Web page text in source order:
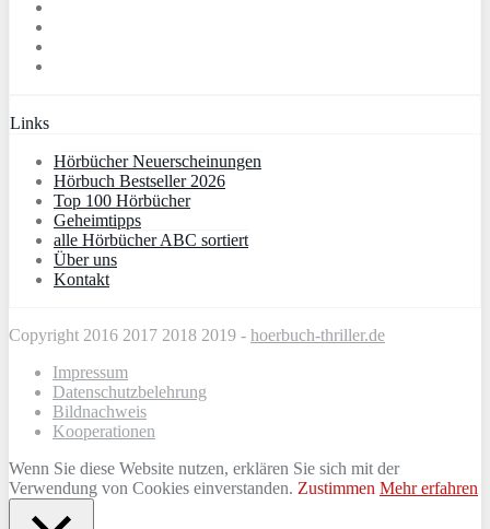
Links
Hörbücher Neuerscheinungen
Hörbuch Bestseller 2026
Top 100 Hörbücher
Geheimtipps
alle Hörbücher ABC sortiert
Über uns
Kontakt
Copyright 2016 2017 2018 2019 - hoerbuch-thriller.de
Impressum
Datenschutzbelehrung
Bildnachweis
Kooperationen
Wenn Sie diese Website nutzen, erklären Sie sich mit der
Verwendung von Cookies einverstanden. Zustimmen Mehr erfahren